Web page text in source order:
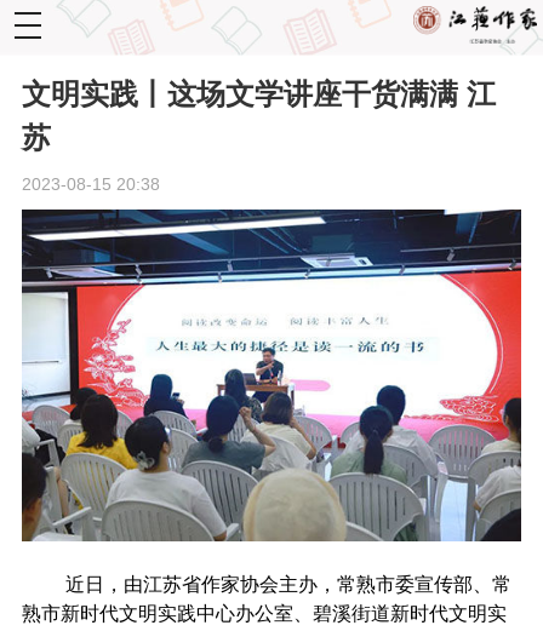
toggle
navigation
文明实践丨这场文学讲座干货满满 江
苏
2023-08-15 20:38
近日，由江苏省作家协会主办，常熟市委宣传部、常
熟市新时代文明实践中心办公室、碧溪街道新时代文明实